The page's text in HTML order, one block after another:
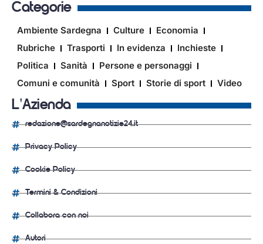
Categorie
Ambiente Sardegna Culture
Economia
Rubriche
Trasporti In evidenza
Inchieste
Politica
Sanità
Persone e personaggi
Comuni e comunità
Sport Storie di sport Video
L'Azienda
redazione@sardegnanotizie24.it
Privacy Policy
Cookie Policy
Termini & Condizioni
Collabora con noi
Autori